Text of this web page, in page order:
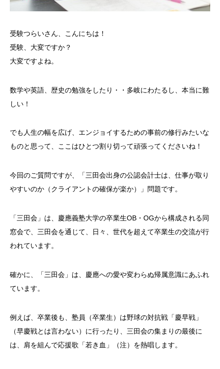
受験つらいさん、こんにちは！
受験、大変ですか？
大変ですよね。
数学や英語、歴史の勉強をしたり・・多岐にわたるし、本当に難
しい！
でも人生の幅を広げ、エンジョイするための事前の修行みたいな
ものと思って、ここはひとつ割り切って頑張ってくださいね！
今回のご質問ですが、「三田会出身の公認会計士は、仕事が取り
やすいのか（クライアントの確保が楽か）」問題です。
「三田会」は、慶應義塾大学の卒業生OB ・ OGから構成される同
窓会で、三田会を通じて、日々、世代を超えて卒業生の交流が行
われています。
確かに、「三田会」は、慶應への愛や変わらぬ帰属意識にあふれ
ています。
例えば、卒業後も、塾員（卒業生）は野球の対抗戦「慶早戦」
（早慶戦とは言わない）に行ったり、三田会の集まりの最後に
は、肩を組んで応援歌「若き血」（注）を熱唱します。